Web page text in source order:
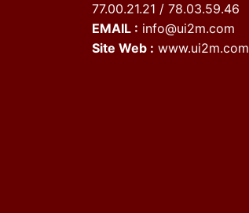
77.00.21.21 / 78.03.59.46
EMAIL : info@ui2m.com
Site Web : www.ui2m.com